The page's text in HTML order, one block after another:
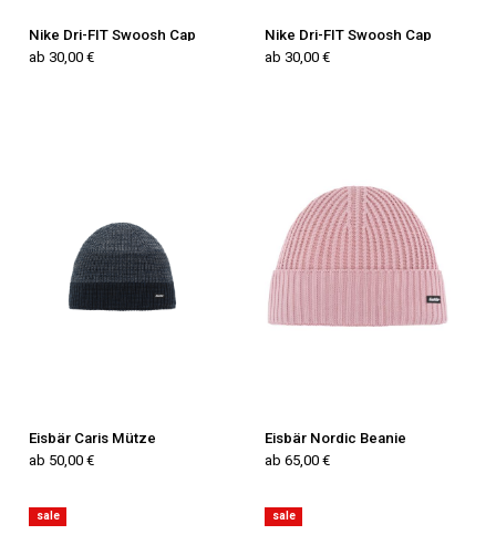
Nike Dri-FIT Swoosh Cap
ab 30,00 €
Nike Dri-FIT Swoosh Cap
ab 30,00 €
Eisbär Caris Mütze
ab 50,00 €
Eisbär Nordic Beanie
ab 65,00 €
sale sale